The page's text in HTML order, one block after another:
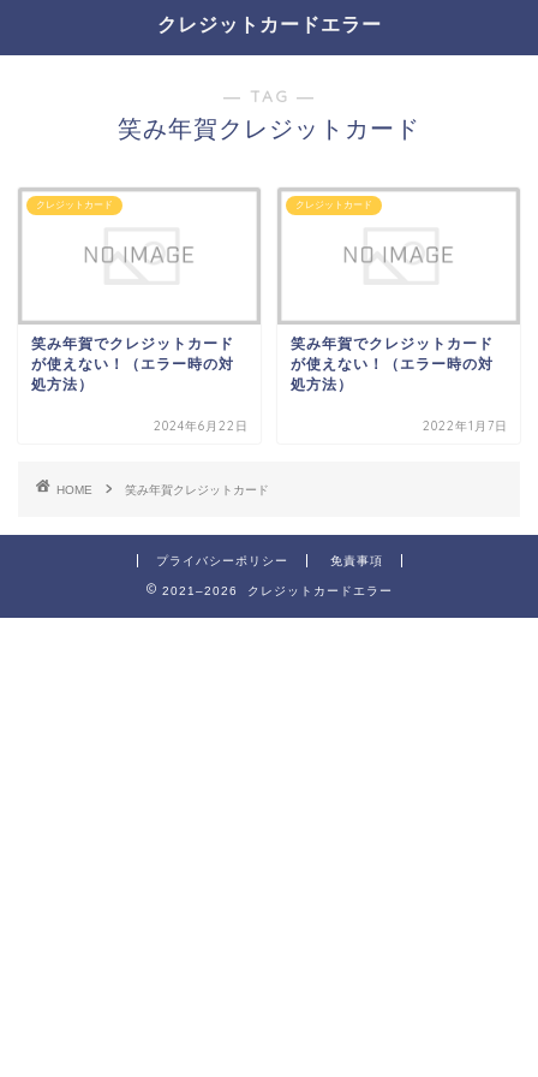
クレジットカードエラー
― TAG ―
笑み年賀クレジットカード
クレジットカード
笑み年賀でクレジットカード
が使えない！（エラー時の対
処方法）
2024年6月22日
クレジットカード
笑み年賀でクレジットカード
が使えない！（エラー時の対
処方法）
2022年1月7日
HOME 笑み年賀クレジットカード
プライバシーポリシー 免責事項
2021–2026 クレジットカードエラー